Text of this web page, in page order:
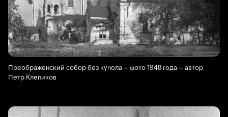
Преображенский собор без купола — фото 1948 года — автор
Петр Клепиков